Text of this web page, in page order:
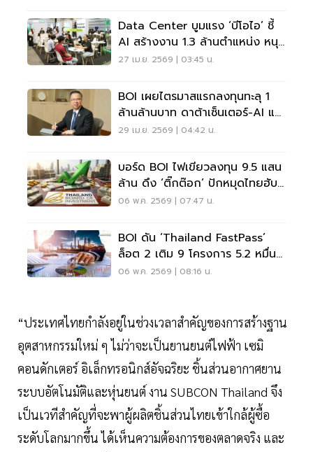
Data Center บูมแรง ‘บีโอไอ’ ชี้
AI สร้างงาน 1.3 ล้านตำแหน่ง หนุน
ไทยเร่งปั้นคน
27 เม.ย. 2569 | 03:45 น.
BOI เผยไตรมาสแรกลงทุนทะลุ 1
ล้านล้านบาท ดาต้าเซ็นเตอร์-AI แห่
ปักหมุดไทย
29 เม.ย. 2569 | 04:42 น.
บอร์ด BOI ไฟเขียวลงทุน 9.5 แสน
ล้าน ดึง ‘ติ๊กต๊อก’ ปักหมุดไทยฮับ
ดิจิทัล
06 พ.ค. 2569 | 07:47 น.
BOI ดัน ‘Thailand FastPass’
ล็อต 2 เติม 9 โครงการ 5.2 หมื่น
ล้าน เร่งลงทุน
06 พ.ค. 2569 | 08:16 น.
“ประเทศไทยกำลังอยู่ในช่วงเวลาสำคัญของการสร้างฐาน
อุตสาหกรรมใหม่ ๆ ไม่ว่าจะเป็นยานยนต์ไฟฟ้า เซมิ
คอนดักเตอร์ อิเล็กทรอนิกส์อัจฉริยะ ชิ้นส่วนอากาศยาน
ระบบอัตโนมัติและหุ่นยนต์ งาน SUBCON Thailand จึง
เป็นเวทีสำคัญที่จะพาผู้ผลิตชิ้นส่วนไทยเข้าใกล้ผู้ซื้อ
ระดับโลกมากขึ้น ได้เห็นความต้องการของตลาดจริง และ